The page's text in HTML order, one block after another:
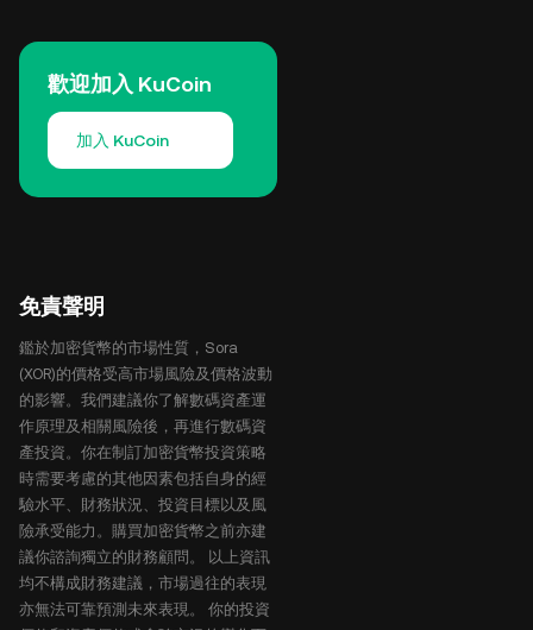
歡迎加入 KuCoin
加入 KuCoin
免責聲明
鑑於加密貨幣的市場性質，Sora
(XOR)的價格受高市場風險及價格波動
的影響。我們建議你了解數碼資產運
作原理及相關風險後，再進行數碼資
產投資。你在制訂加密貨幣投資策略
時需要考慮的其他因素包括自身的經
驗水平、財務狀況、投資目標以及風
險承受能力。購買加密貨幣之前亦建
議你諮詢獨立的財務顧問。 以上資訊
均不構成財務建議，市場過往的表現
亦無法可靠預測未來表現。 你的投資